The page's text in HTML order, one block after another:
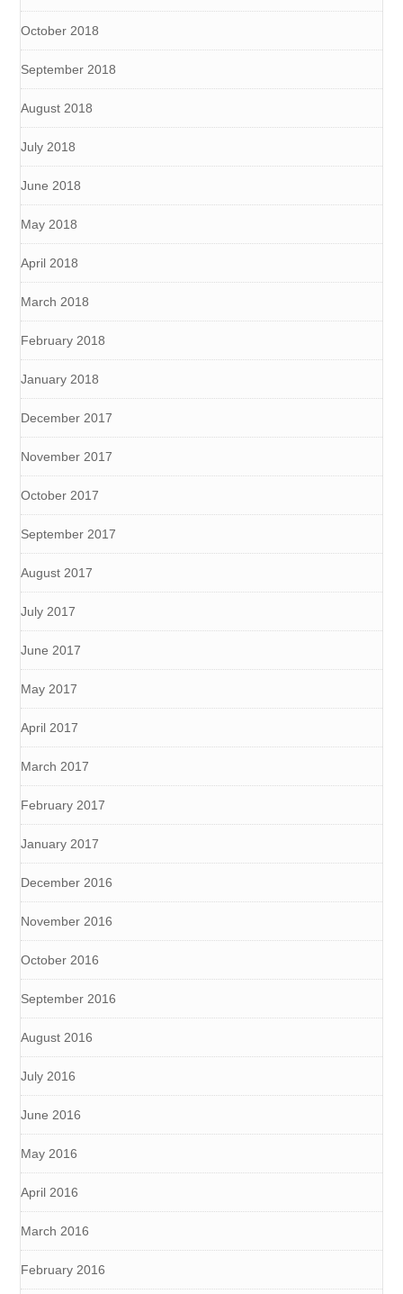
October 2018
September 2018
August 2018
July 2018
June 2018
May 2018
April 2018
March 2018
February 2018
January 2018
December 2017
November 2017
October 2017
September 2017
August 2017
July 2017
June 2017
May 2017
April 2017
March 2017
February 2017
January 2017
December 2016
November 2016
October 2016
September 2016
August 2016
July 2016
June 2016
May 2016
April 2016
March 2016
February 2016